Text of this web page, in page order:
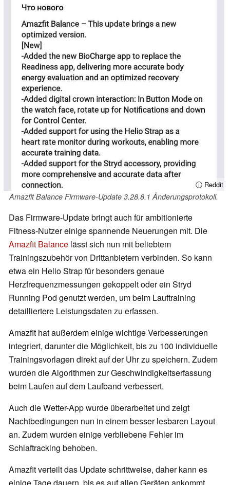
ⓘ Reddit
Amazfit Balance Firmware-Update 3.28.8.1 Änderungsprotokoll.
Das Firmware-Update bringt auch für ambitionierte
Fitness-Nutzer einige spannende Neuerungen mit. Die
Amazfit Balance lässt sich nun mit beliebtem
Trainingszubehör von Drittanbietern verbinden. So kann
etwa ein Helio Strap für besonders genaue
Herzfrequenzmessungen gekoppelt oder ein Stryd
Running Pod genutzt werden, um beim Lauftraining
detailliertere Leistungsdaten zu erfassen.
Amazfit hat außerdem einige wichtige Verbesserungen
integriert, darunter die Möglichkeit, bis zu 100 individuelle
Trainingsvorlagen direkt auf der Uhr zu speichern. Zudem
wurden die Algorithmen zur Geschwindigkeitserfassung
beim Laufen auf dem Laufband verbessert.
Auch die Wetter-App wurde überarbeitet und zeigt
Nachtbedingungen nun in einem besser lesbaren Layout
an. Zudem wurden einige verbliebene Fehler im
Schlaftracking behoben.
Amazfit verteilt das Update schrittweise, daher kann es